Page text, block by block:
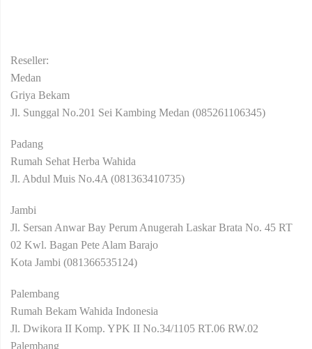
Reseller:
Medan
Griya Bekam
Jl. Sunggal No.201 Sei Kambing Medan (085261106345)
Padang
Rumah Sehat Herba Wahida
Jl. Abdul Muis No.4A (081363410735)
Jambi
Jl. Sersan Anwar Bay Perum Anugerah Laskar Brata No. 45 RT
02 Kwl. Bagan Pete Alam Barajo
Kota Jambi (081366535124)
Palembang
Rumah Bekam Wahida Indonesia
Jl. Dwikora II Komp. YPK II No.34/1105 RT.06 RW.02
Palembang